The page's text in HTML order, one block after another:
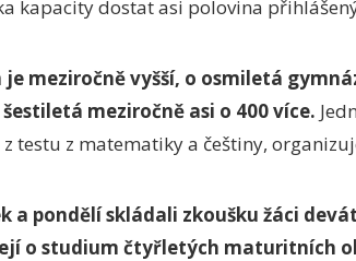
kapacity dostat asi polovina
je meziročně vyšší, o osmiletá
meziročně asi o 400 více.
testu z matematiky a češtiny,
a pondělí skládali zkoušku žáci
o studium čtyřletých maturitních